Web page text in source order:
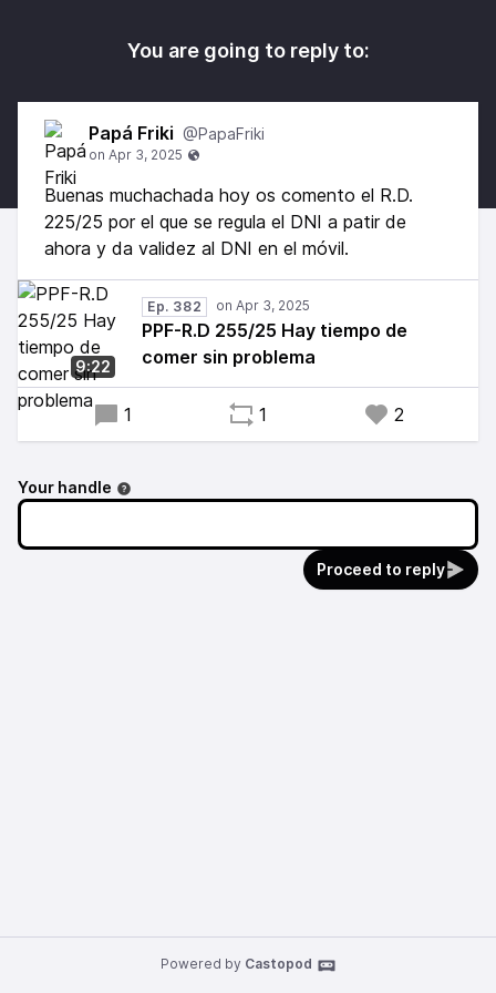
You are going to reply to:
Papá Friki @PapaFriki
Buenas muchachada hoy os comento el R.D.
225/25 por el que se regula el DNI a patir de
ahora y da validez al DNI en el móvil.
9:22
Ep. 382
PPF-R.D 255/25 Hay tiempo de
comer sin problema
1 1 2
Your handle
Proceed to reply
Powered by Castopod